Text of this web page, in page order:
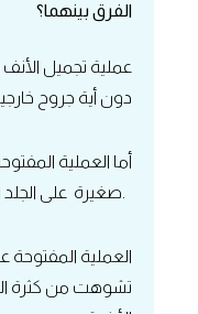
الفرق بينهما؟
‏عملية تجميل
دون أية جروح
أما العملية
‏العملية المفتوحة
تشوهت من كثرة